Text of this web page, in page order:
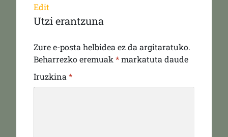
Edit
Utzi erantzuna
Zure e-posta helbidea ez da argitaratuko.
Beharrezko eremuak *markatuta daude
Iruzkina *